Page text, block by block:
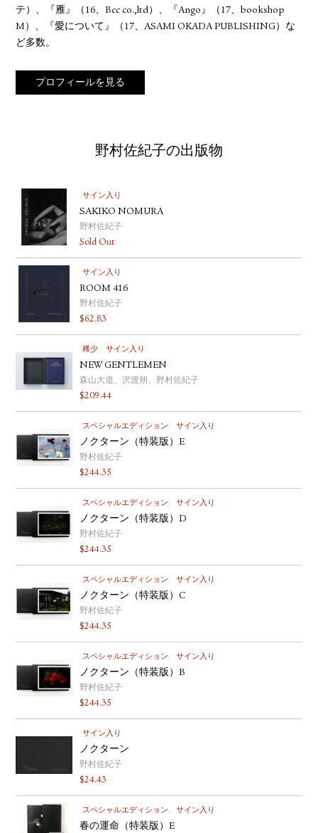
テ）、『雁』（16、Bcc co.,ltd）、『Ango』（17、bookshop
M）、『愛について』（17、ASAMI OKADA PUBLISHING）な
ど多数。
プロフィールを見る
野村佐紀子の出版物
サイン入り
SAKIKO NOMURA
野村佐紀子
Sold Out
サイン入り
ROOM 416
野村佐紀子
$62.83
稀少 サイン入り
NEW GENTLEMEN
森山大道、沢渡朔、野村佐紀子
$209.44
スペシャルエディション サイン入り
ノクターン（特装版）E
野村佐紀子
$244.35
スペシャルエディション サイン入り
ノクターン（特装版）D
野村佐紀子
$244.35
スペシャルエディション サイン入り
ノクターン（特装版）C
野村佐紀子
$244.35
スペシャルエディション サイン入り
ノクターン（特装版）B
野村佐紀子
$244.35
サイン入り
ノクターン
野村佐紀子
$24.43
スペシャルエディション サイン入り
春の運命（特装版）E